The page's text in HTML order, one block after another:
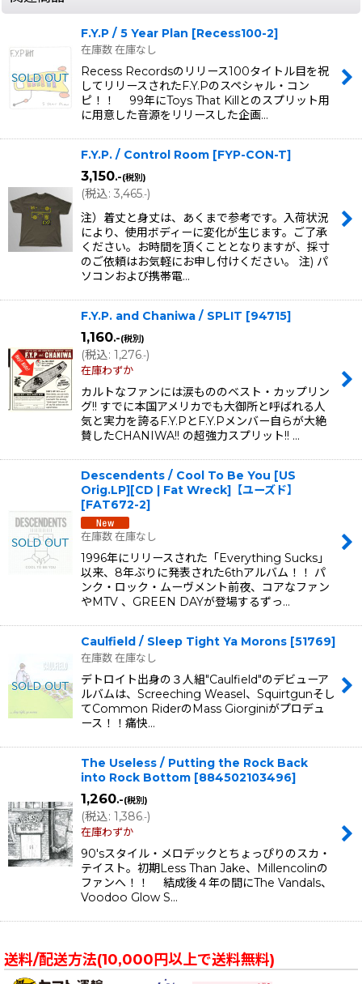
F.Y.P / 5 Year Plan [Recess100-2]
在庫数 在庫なし
Recess Recordsのリリース100タイトル目を祝
してリリースされたF.Y.Pのスペシャル・コン
ピ！！ 99年にToys That Killとのスプリット用
に用意した音源をリリースした企画…
F.Y.P. / Control Room [FYP-CON-T]
3,150.-(税別)
(税込: 3,465.-)
注）着丈と身丈は、あくまで参考です。入荷状況
により、使用ボディーに変化が生じます。ご了承
ください。お時間を頂くこととなりますが、採寸
のご依頼はお気軽にお申し付けください。 注) パ
ソコンおよび携帯電…
F.Y.P. and Chaniwa / SPLIT [94715]
1,160.-(税別)
(税込: 1,276.-)
在庫わずか
カルトなファンには涙もののベスト・カップリン
グ!! すでに本国アメリカでも大御所と呼ばれる人
気と実力を誇るF.Y.PとF.Y.Pメンバー自らが大絶
賛したCHANIWA!! の超強力スプリット!! …
Descendents / Cool To Be You [US
Orig.LP][CD | Fat Wreck]【ユーズド】
[FAT672-2]
在庫数 在庫なし
1996年にリリースされた「Everything Sucks」
以来、8年ぶりに発表された6thアルバム！！ パ
ンク・ロック・ムーヴメント前夜、コアなファン
やMTV 、GREEN DAYが登場するずっ…
Caulfield / Sleep Tight Ya Morons [51769]
在庫数 在庫なし
デトロイト出身の３人組"Caulfield"のデビューア
ルバムは、Screeching Weasel、Squirtgunそし
てCommon RiderのMass Giorginiがプロデュ
ース！！痛快…
The Useless / Putting the Rock Back
into Rock Bottom [884502103496]
1,260.-(税別)
(税込: 1,386.-)
在庫わずか
90'sスタイル・メロデックとちょっぴりのスカ・
テイスト。初期Less Than Jake、Millencolinの
ファンへ！！ 結成後４年の間にThe Vandals、
Voodoo Glow S…
送料/配送方法(10,000円以上で送料無料)